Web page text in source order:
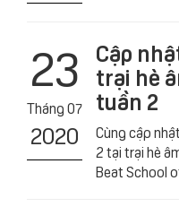
23
Tháng 07
2020
Cập
trại hè
tuần 2
Cùng cập
2 tại trại hè
Beat School